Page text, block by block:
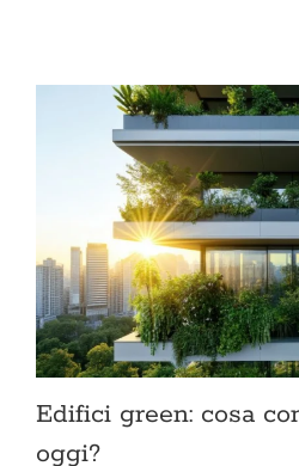
Edifici green: cosa
oggi?